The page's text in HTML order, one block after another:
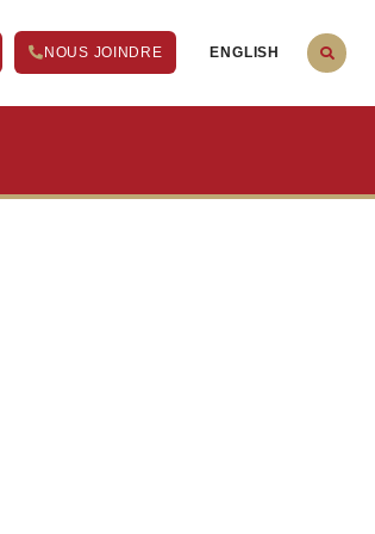
NOUS JOINDRE ENGLISH